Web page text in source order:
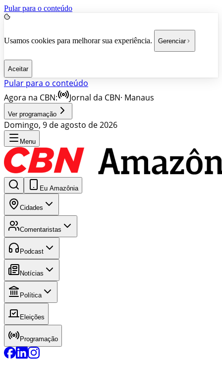
Pular para o conteúdo
Usamos cookies para melhorar sua experiência. Gerenciar
Aceitar
Pular para o conteúdo
Agora na CBN:
Jornal da CBN· Manaus
Ver programação
Domingo, 9 de agosto de 2026
Menu
Eu Amazônia
Cidades
Comentaristas
Podcast
Notícias
Política
Eleições
Programação